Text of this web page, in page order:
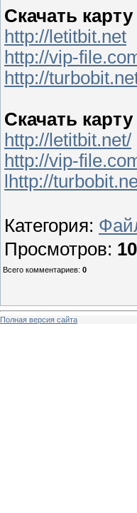
Скачать
http://letitbit.net
http://vip-
http://
Скачать
http://letitbit.net/
http://vip-
lhttp://
Категория:
Просмотров:
Всего комментариев: 0
Полная версия сайта